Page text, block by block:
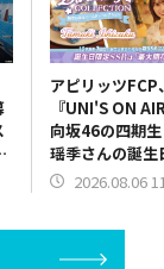
アピリッツFCP
『UNI'S ON
向坂46の四期
瑶季さんの誕生
念した「誕生日
2026.08.06